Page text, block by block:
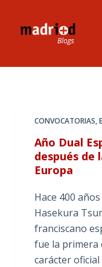
CONVOCATORIAS,
Año Dual
después de
Europa
Hace 400
Hasekura
franciscano
fue la primera
carácter oficial